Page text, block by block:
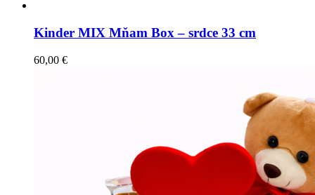
Kinder MIX Mňam Box – srdce 33 cm
60,00 €